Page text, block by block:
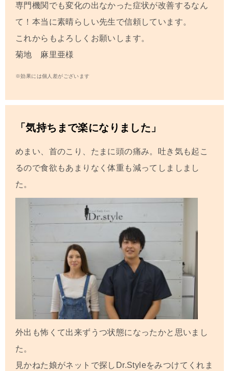
専門機関でも変化の出なかった症状が改善するなん
て！本当に素晴らしい先生で信頼しています。
これからもよろしくお願いします。
菊地 麻里亜様
※効果には個人差がございます
「気持ちまで楽になりました」
めまい、首のこり、たまに頭の痛み。吐き気も起こ
るので食欲もあまりなく体重も減ってしましまし
た。
外出も怖くて出来ずうつ状態になったかと思いまし
た。
見かねた娘がネットで探しDr.Styleをみつけてくれま